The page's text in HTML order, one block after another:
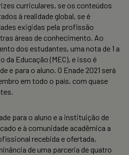
curriculares, se os conteúdos
à realidade global, se é
exigidas pela profissão
áreas de conhecimento. Ao
dos estudantes, uma nota de 1 a
da Educação (MEC), e isso é
e para o aluno. O Enade 2021 será
em todo o país, com quase
para o aluno e a instituição de
e à comunidade acadêmica a
recebida e ofertada,
de uma parceria de quatro